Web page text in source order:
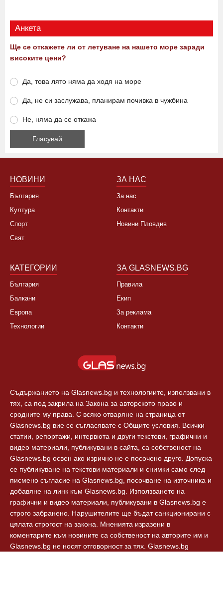
Анкета
Ще се откажете ли от летуване на нашето море заради
високите цени?
Да, това лято няма да ходя на море
Да, не си заслужава, планирам почивка в чужбина
Не, няма да се откажа
НОВИНИ
България
Култура
Спорт
Свят
ЗА НАС
За нас
Контакти
Новини Пловдив
КАТЕГОРИИ
България
Балкани
Европа
Технологии
ЗА GLASNEWS.BG
Правила
Екип
За реклама
Контакти
Съдържанието на Glasnews.bg и технологиите, използвани в
тях, са под закрила на Закона за авторското право и
сродните му права. С всяко отваряне на страница от
Glasnews.bg вие се съгласявате с Общите условия. Всички
статии, репортажи, интервюта и други текстови, графични и
видео материали, публикувани в сайта, са собственост на
Glasnews.bg освен ако изрично не е посочено друго. Допуска
се публикуване на текстови материали и снимки само след
писмено съгласие на Glasnews.bg, посочване на източника и
добавяне на линк към Glasnews.bg. Използването на
графични и видео материали, публикувани в Glasnews.bg е
строго забранено. Нарушителите ще бъдат санкционирани с
цялата строгост на закона. Мненията изразени в
коментарите към новините са собственост на авторите им и
Glasnews.bg не носят отговорност за тях. Glasnews.bg